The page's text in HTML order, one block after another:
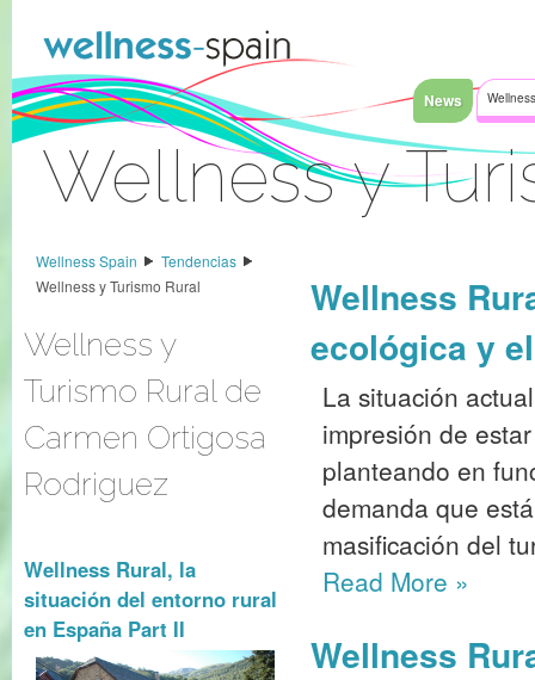
News
Wellness y
Wellness Spain
Tendencias
Wellness y Turismo Rural
Wellness y
Turismo Rural de
Carmen Ortigosa
Rodriguez
Wellness Rural, la
situación del entorno rural
en España Part II
Wellness
ecológica y
La situación
impresión de
planteando en
demanda que
masificación del
Read More »
Wellness